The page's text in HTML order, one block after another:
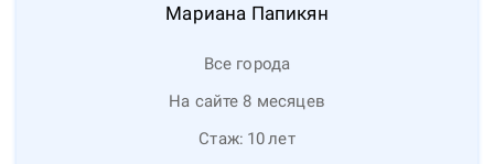
Мариана Папикян
Все города
На сайте 8 месяцев
Стаж: 10лет